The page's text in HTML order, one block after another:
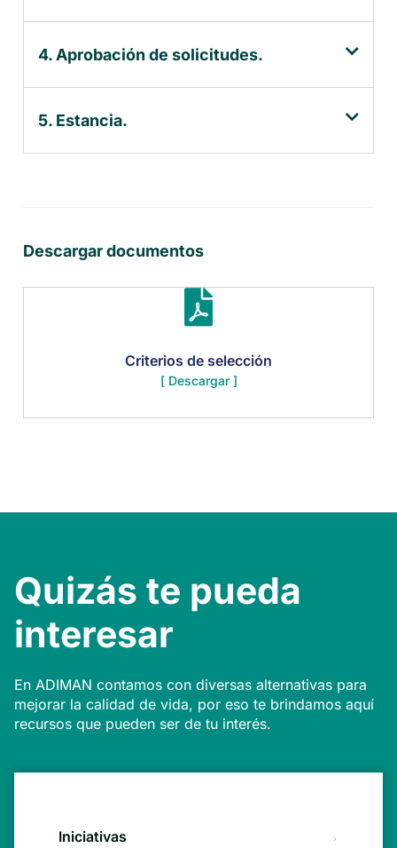
4. Aprobación de solicitudes.
5. Estancia.
Descargar documentos
Criterios de selección
[ Descargar ]
Quizás te pueda
interesar
En ADIMAN contamos con diversas alternativas para
mejorar la calidad de vida, por eso te brindamos aquí
recursos que pueden ser de tu interés.
Iniciativas